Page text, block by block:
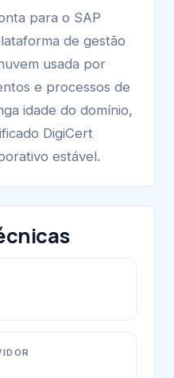
para o SAP
de gestão
usada por
e processos de
idade do domínio,
DigiCert
estável.